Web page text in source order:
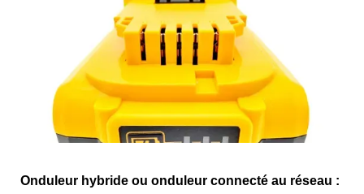
Onduleur hybride ou onduleur connecté au réseau :